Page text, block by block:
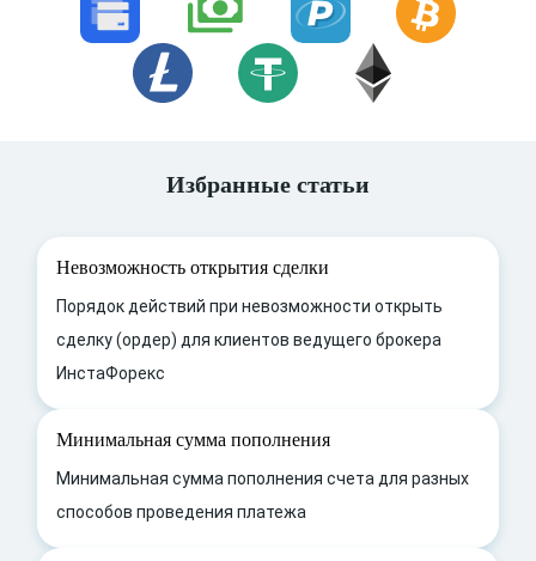
Избранные статьи
Невозможность открытия сделки
Порядок действий при невозможности открыть
сделку (ордер) для клиентов ведущего брокера
ИнстаФорекс
Минимальная сумма пополнения
Минимальная сумма пополнения счета для разных
способов проведения платежа